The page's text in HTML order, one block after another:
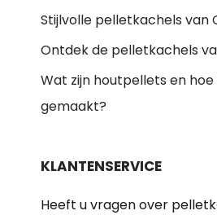
Stijlvolle pelletkachels van
Ontdek de pelletkachels
Wat zijn houtpellets en
gemaakt?
KLANTENSERVICE
Heeft u vragen over